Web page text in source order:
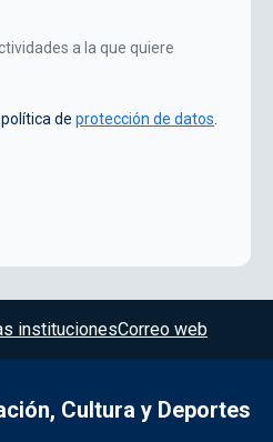
a la que quiere
de protección de datos
institucionesCorreo web
Cultura y Deportes